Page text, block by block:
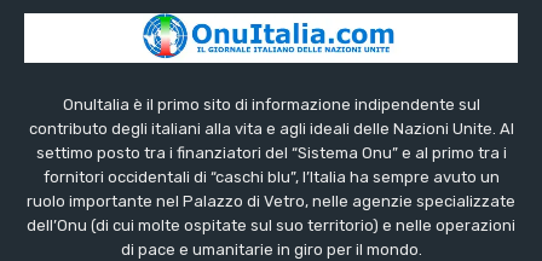
OnuItalia è il primo sito di informazione indipendente sul
contributo degli italiani alla vita e agli ideali delle Nazioni Unite. Al
settimo posto tra i finanziatori del “Sistema Onu” e al primo tra i
fornitori occidentali di “caschi blu”, l’Italia ha sempre avuto un
ruolo importante nel Palazzo di Vetro, nelle agenzie specializzate
dell’Onu (di cui molte ospitate sul suo territorio) e nelle operazioni
di pace e umanitarie in giro per il mondo.